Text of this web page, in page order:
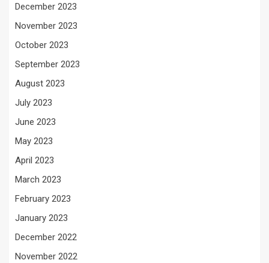
December 2023
November 2023
October 2023
September 2023
August 2023
July 2023
June 2023
May 2023
April 2023
March 2023
February 2023
January 2023
December 2022
November 2022